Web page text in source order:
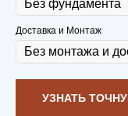
Доставка и Монтаж
УЗНАТЬ